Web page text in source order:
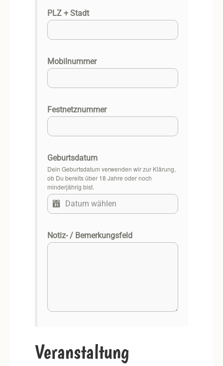
PLZ + Stadt
Mobilnummer
Festnetznummer
Geburtsdatum
Dein Geburtsdatum verwenden wir zur Klärung,
ob Du bereits über 18 Jahre oder noch
minderjährig bist.
Notiz- / Bemerkungsfeld
Veranstaltung